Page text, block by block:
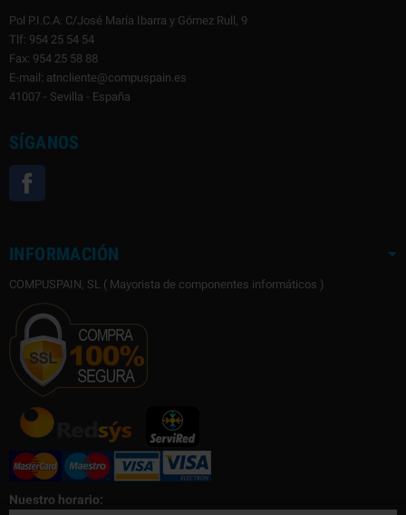
Pol P.I.C.A. C/José María Ibarra y Gómez Rull, 9
Tlf: 954 25 54 54
Fax: 954 25 58 88
E-mail: atncliente@compuspain.es
41007 - Sevilla - España
SÍGANOS
INFORMACIÓN
COMPUSPAIN, SL ( Mayorista de componentes informáticos )
Nuestro horario: